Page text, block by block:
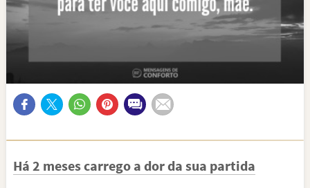
Há 2 meses carrego a dor da sua partida